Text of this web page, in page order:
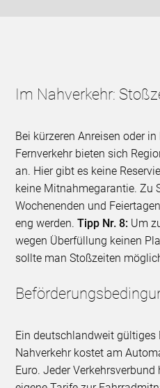
Im Nahverkehr:
Bei kürzeren Anreisen oder
Fernverkehr bieten sich
an. Hier gibt es keine
keine Mitnahmegarantie. Zu
Wochenenden und
eng werden.Tipp Nr. 8: Um
wegen Überfüllung keinen
sollte man Stoßzeiten
Ein deutschlandweit gültiges
Nahverkehr kostet am
Euro. Jeder